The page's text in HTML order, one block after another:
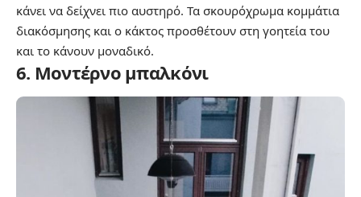
κάνει να δείχνει πιο αυστηρό. Τα σκουρόχρωμα κομμάτια
διακόσμησης και ο κάκτος προσθέτουν στη γοητεία του
και το κάνουν μοναδικό.
6. Μοντέρνο μπαλκόνι